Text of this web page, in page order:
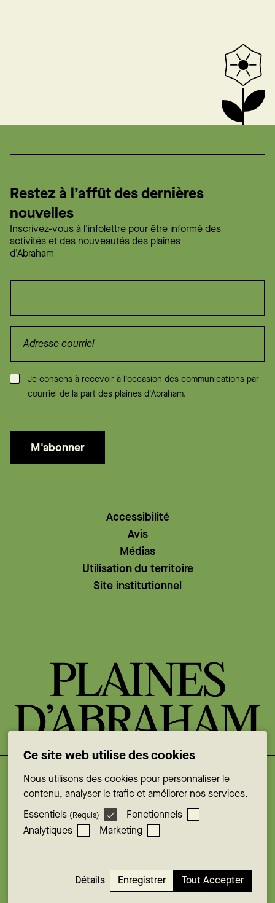
Restez à l’affût des dernières
nouvelles
Inscrivez-vous à l'infolettre pour être informé des
activités et des nouveautés des plaines
d'Abraham
Consentement*
Je consens à recevoir à l'occasion des communications par
courriel de la part des plaines d'Abraham.
M'abonner
Accessibilité
Avis
Médias
Utilisation du territoire
Site institutionnel
© Plaines d’Abraham . 2026
Consentement des témoins
Facebook
Instagram
YouTube
X
Ce site web utilise des cookies
Nous utilisons des cookies pour personnaliser le
contenu, analyser le trafic et améliorer nos services.
Essentiels (Requis)
Fonctionnels
Analytiques
Marketing
Détails Enregistrer Tout Accepter